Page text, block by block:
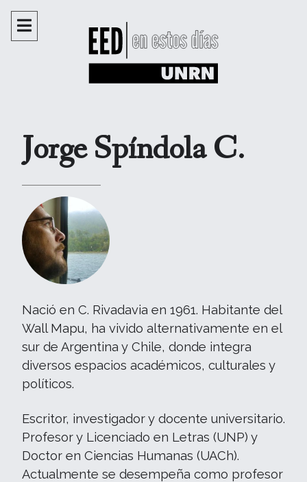
Jorge Spíndola C.
Nació en C. Rivadavia en 1961. Habitante del
Wall Mapu, ha vivido alternativamente en el
sur de Argentina y Chile, donde integra
diversos espacios académicos, culturales y
políticos.
Escritor, investigador y docente universitario.
Profesor y Licenciado en Letras (UNP) y
Doctor en Ciencias Humanas (UACh).
Actualmente se desempeña como profesor